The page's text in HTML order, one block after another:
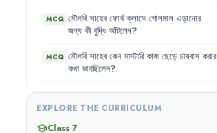
MCQ মৌলবি সাহেব ফোর্থ ক্লাসে গোলমাল এড়ানোর
জন্য কী বুদ্ধি আঁটলেন?
MCQ মৌলবি সাহেব কেন মাস্টারি কাজ ছেড়ে চাষবাস করার
কথা ভাবছিলেন?
EXPLORE THE CURRICULUM
schoolClass 7